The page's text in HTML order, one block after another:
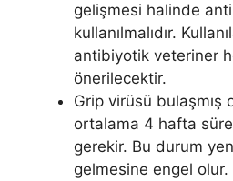
gelişmesi halinde
kullanılmalıdır.
antibiyotik veteriner
önerilecektir.
Grip virüsü bulaşmış
ortalama 4 hafta
gerekir. Bu durum
gelmesine engel olur.